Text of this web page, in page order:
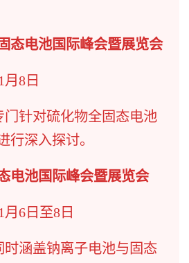
态电池国际峰会暨展览会
月8日
门针对硫化物全固态电池
行深入探讨。
电池国际峰会暨展览会
月6日至8日
时涵盖钠离子电池与固态